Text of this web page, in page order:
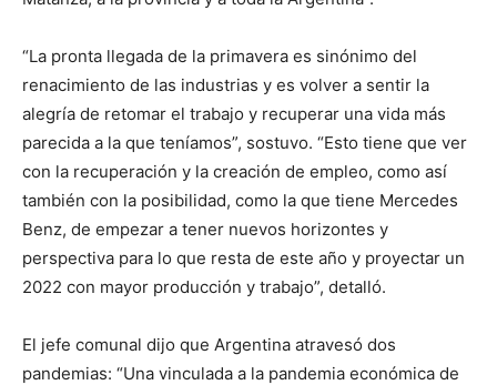
“La pronta llegada de la primavera es sinónimo del
renacimiento de las industrias y es volver a sentir la
alegría de retomar el trabajo y recuperar una vida más
parecida a la que teníamos”, sostuvo. “Esto tiene que ver
con la recuperación y la creación de empleo, como así
también con la posibilidad, como la que tiene Mercedes
Benz, de empezar a tener nuevos horizontes y
perspectiva para lo que resta de este año y proyectar un
2022 con mayor producción y trabajo”, detalló.
El jefe comunal dijo que Argentina atravesó dos
pandemias: “Una vinculada a la pandemia económica de